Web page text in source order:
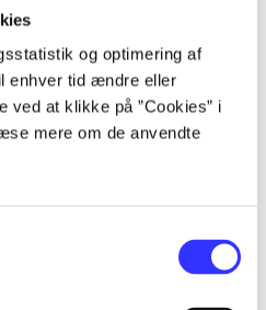
og optimering af
enhver tid ændre eller
at klikke på ”Cookies” i
mere om de anvendte
...
...
...
...
...
...
...